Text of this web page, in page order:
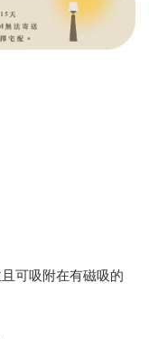
可吸附在有磁吸的